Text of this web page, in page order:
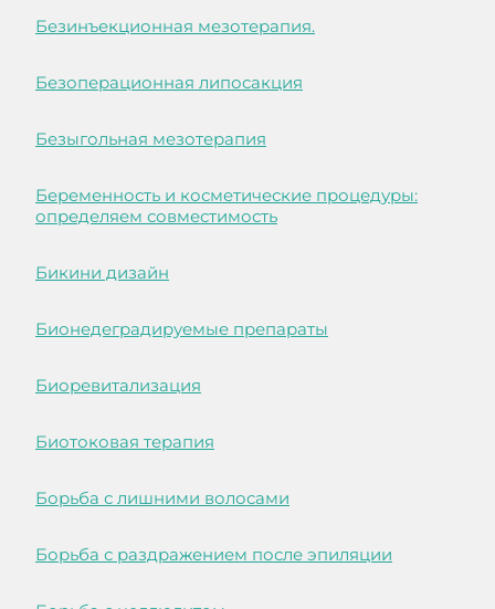
Безинъекционная мезотерапия.
Безоперационная липосакция
Безыгольная мезотерапия
Беременность и косметические процедуры:
определяем совместимость
Бикини дизайн
Бионедеградируемые препараты
Биоревитализация
Биотоковая терапия
Борьба с лишними волосами
Борьба с раздражением после эпиляции